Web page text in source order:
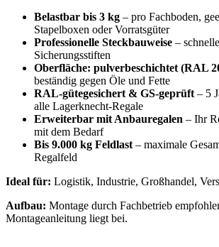
Belastbar bis 3 kg – pro Fachboden,
Stapelboxen oder Vorratsgüter
Professionelle Steckbauweise –
Sicherungsstiften
Oberfläche: pulverbeschichtet (RAL
beständig gegen Öle und Fette
RAL-gütegesichert & GS-geprüft– 5
alle Lagerknecht-Regale
Erweiterbar mit Anbauregalen – Ihr
mit dem Bedarf
Bis 9.000 kg Feldlast– maximale
Regalfeld
Ideal für: Logistik, Industrie, Großhandel,
Aufbau: Montage durch Fachbetrieb
Montageanleitung liegt bei.